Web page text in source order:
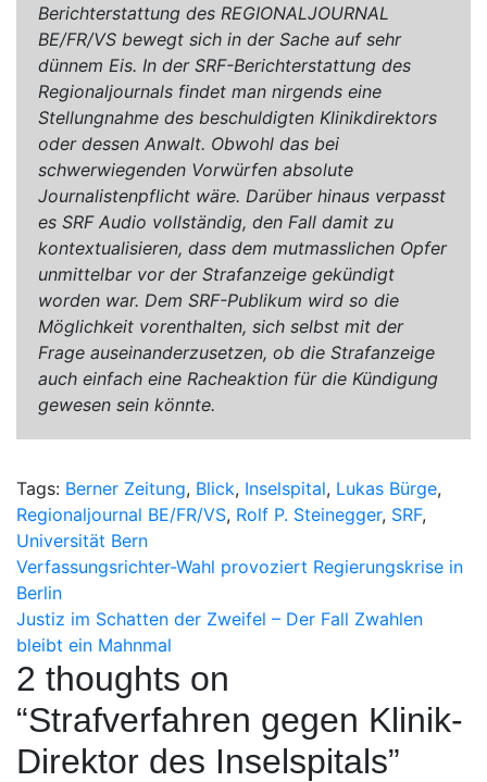
Berichterstattung des REGIONALJOURNAL
BE/FR/VS bewegt sich in der Sache auf sehr
dünnem Eis. In der SRF-Berichterstattung des
Regionaljournals findet man nirgends eine
Stellungnahme des beschuldigten Klinikdirektors
oder dessen Anwalt. Obwohl das bei
schwerwiegenden Vorwürfen absolute
Journalistenpflicht wäre. Darüber hinaus verpasst
es SRF Audio vollständig, den Fall damit zu
kontextualisieren, dass dem mutmasslichen Opfer
unmittelbar vor der Strafanzeige gekündigt
worden war. Dem SRF-Publikum wird so die
Möglichkeit vorenthalten, sich selbst mit der
Frage auseinanderzusetzen, ob die Strafanzeige
auch einfach eine Racheaktion für die Kündigung
gewesen sein könnte.
Tags: Berner Zeitung, Blick, Inselspital, Lukas Bürge,
Regionaljournal BE/FR/VS, Rolf P. Steinegger, SRF,
Universität Bern
Beitragsnavigation
Verfassungsrichter-Wahl provoziert Regierungskrise in
Berlin
Justiz im Schatten der Zweifel – Der Fall Zwahlen
bleibt ein Mahnmal
2 thoughts on
“Strafverfahren gegen Klinik-
Direktor des Inselspitals”